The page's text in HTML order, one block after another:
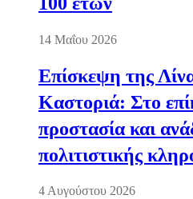
14 Μαΐου 2026
Επίσκεψη της
Καστοριά: Στο
προστασία και
πολιτιστικής
4 Αυγούστου 2026